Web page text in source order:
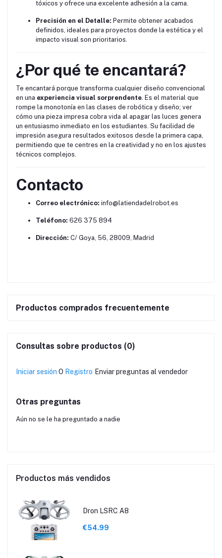
tóxicos y ofrece una excelente adhesión a la cama.
Precisión en el Detalle: Permite obtener acabados
definidos, ideales para proyectos donde la estética y el
impacto visual son prioritarios.
¿Por qué te encantará?
Te encantará porque transforma cualquier diseño convencional
en una experiencia visual sorprendente . Es el material que
rompe la monotonía en las clases de robótica y diseño; ver
cómo una pieza impresa cobra vida al apagar las luces genera
un entusiasmo inmediato en los estudiantes. Su facilidad de
impresión asegura resultados exitosos desde la primera capa,
permitiendo que te centres en la creatividad y no en los ajustes
técnicos complejos.
Contacto
Correo electrónico: info@latiendadelrobot.es
Teléfono: 626 375 894
Dirección: C/ Goya, 56, 28009, Madrid
Productos comprados frecuentemente
Consultas sobre productos (0)
Iniciar sesión O Registro Enviar preguntas al vendedor
Otras preguntas
Aún no se le ha preguntado a nadie
Productos más vendidos
Dron LSRC A8
€54.99